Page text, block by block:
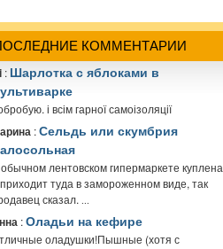
КОММЕНТАРИИ
: Шарлотка с яблоками в
і всім гарної самоізоляції
:Сельдь или скумбрия
лентовском гипермаркете куплена
туда в замороженном виде, так
сказал. ...
:Оладьи на кефире
оладушки!Пышные (хотя с